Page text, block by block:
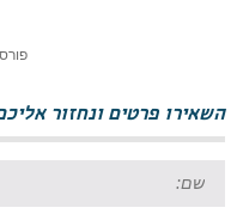
השאירו פרטים ונחזור